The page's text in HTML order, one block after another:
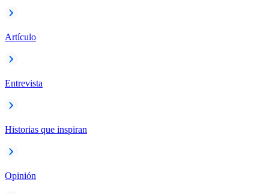
Artículo
Entrevista
Historias que inspiran
Opinión